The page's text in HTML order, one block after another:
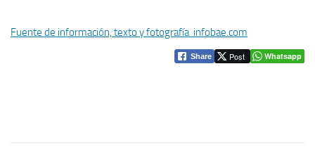
Fuente de información, texto y fotografía infobae.com
Share Post Whatsapp